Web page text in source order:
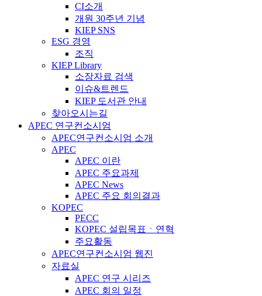
CI소개
개원 30주년 기념
KIEP SNS
ESG 경영
조직
KIEP Library
소장자료 검색
이슈&트렌드
KIEP 도서관 안내
찾아오시는길
APEC 연구컨소시엄
APEC연구컨소시엄 소개
APEC
APEC 이란
APEC 주요과제
APEC News
APEC 주요 회의결과
KOPEC
PECC
KOPEC 설립목표ㆍ연혁
주요활동
APEC연구컨소시엄 웹진
자료실
APEC 연구 시리즈
APEC 회의 일정